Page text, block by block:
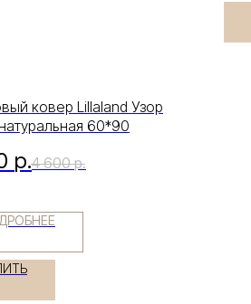
ковер Lillaland Узор
60*90
р.4 600 р.